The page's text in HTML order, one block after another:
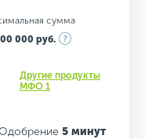
сумма
000 руб.
Другие продукты
МФО 1
5 минут